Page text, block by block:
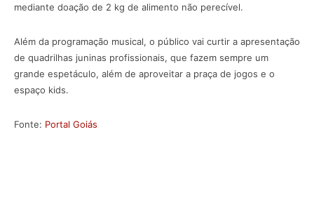
mediante doação de 2 kg de alimento não perecível.
Além da programação musical, o público vai curtir a apresentação
de quadrilhas juninas profissionais, que fazem sempre um
grande espetáculo, além de aproveitar a praça de jogos e o
espaço kids.
Fonte: Portal Goiás